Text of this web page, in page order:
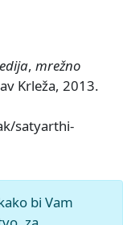
, mrežno
Krleža, 2013.
satyarthi-
bi Vam